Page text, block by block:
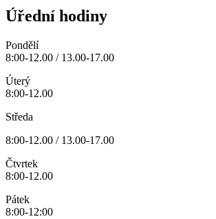
Úřední hodiny
Pondělí
8:00-12.00 / 13.00-17.00
Úterý
8:00-12.00
Středa
8:00-12.00 / 13.00-17.00
Čtvrtek
8:00-12.00
Pátek
8:00-12:00